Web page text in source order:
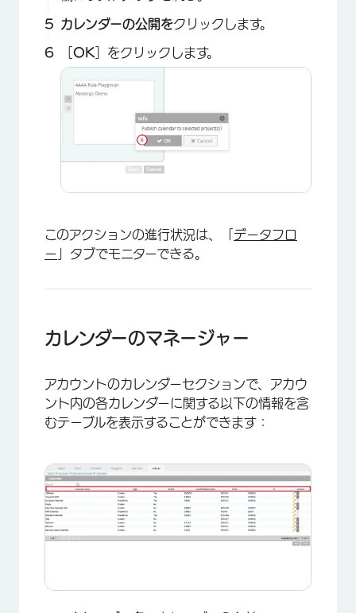
カレンダーの公開をクリックします。
OK ］をクリックします。
このアクションの進行状況は、「 データフロ
ー 」タブでモニターできる。
カレンダーのマネージャー
アカウントのカレンダーセクションで、アカウ
ント内の各カレンダーに関する以下の情報を含
むテーブルを表示することができます：